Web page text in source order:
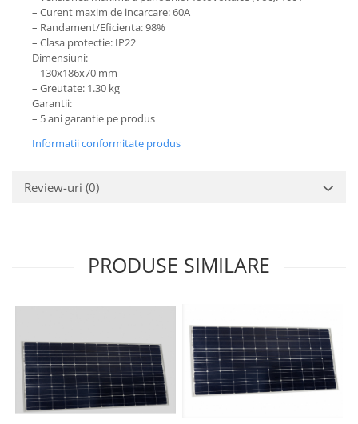
– Curent maxim de incarcare: 60A
– Randament/Eficienta: 98%
– Clasa protectie: IP22
Dimensiuni:
– 130x186x70 mm
– Greutate: 1.30 kg
Garantii:
– 5 ani garantie pe produs
Informatii conformitate produs
Review-uri (0)
PRODUSE SIMILARE